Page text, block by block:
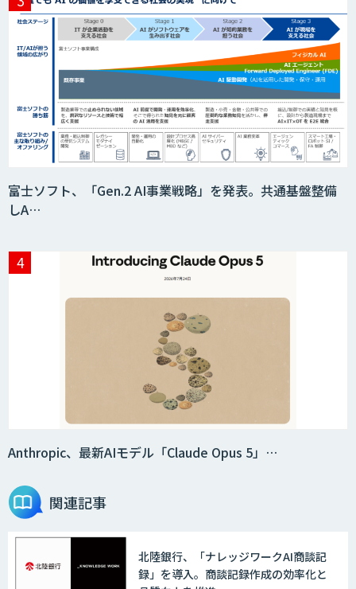
富士ソフト、「Gen.2 AI事業戦略」を発表。共通基盤整備
しA…
Anthropic、最新AIモデル「Claude Opus 5」…
関連記事
北陸銀行、「ナレッジワークAI商談記
録」を導入。商談記録作成の効率化と